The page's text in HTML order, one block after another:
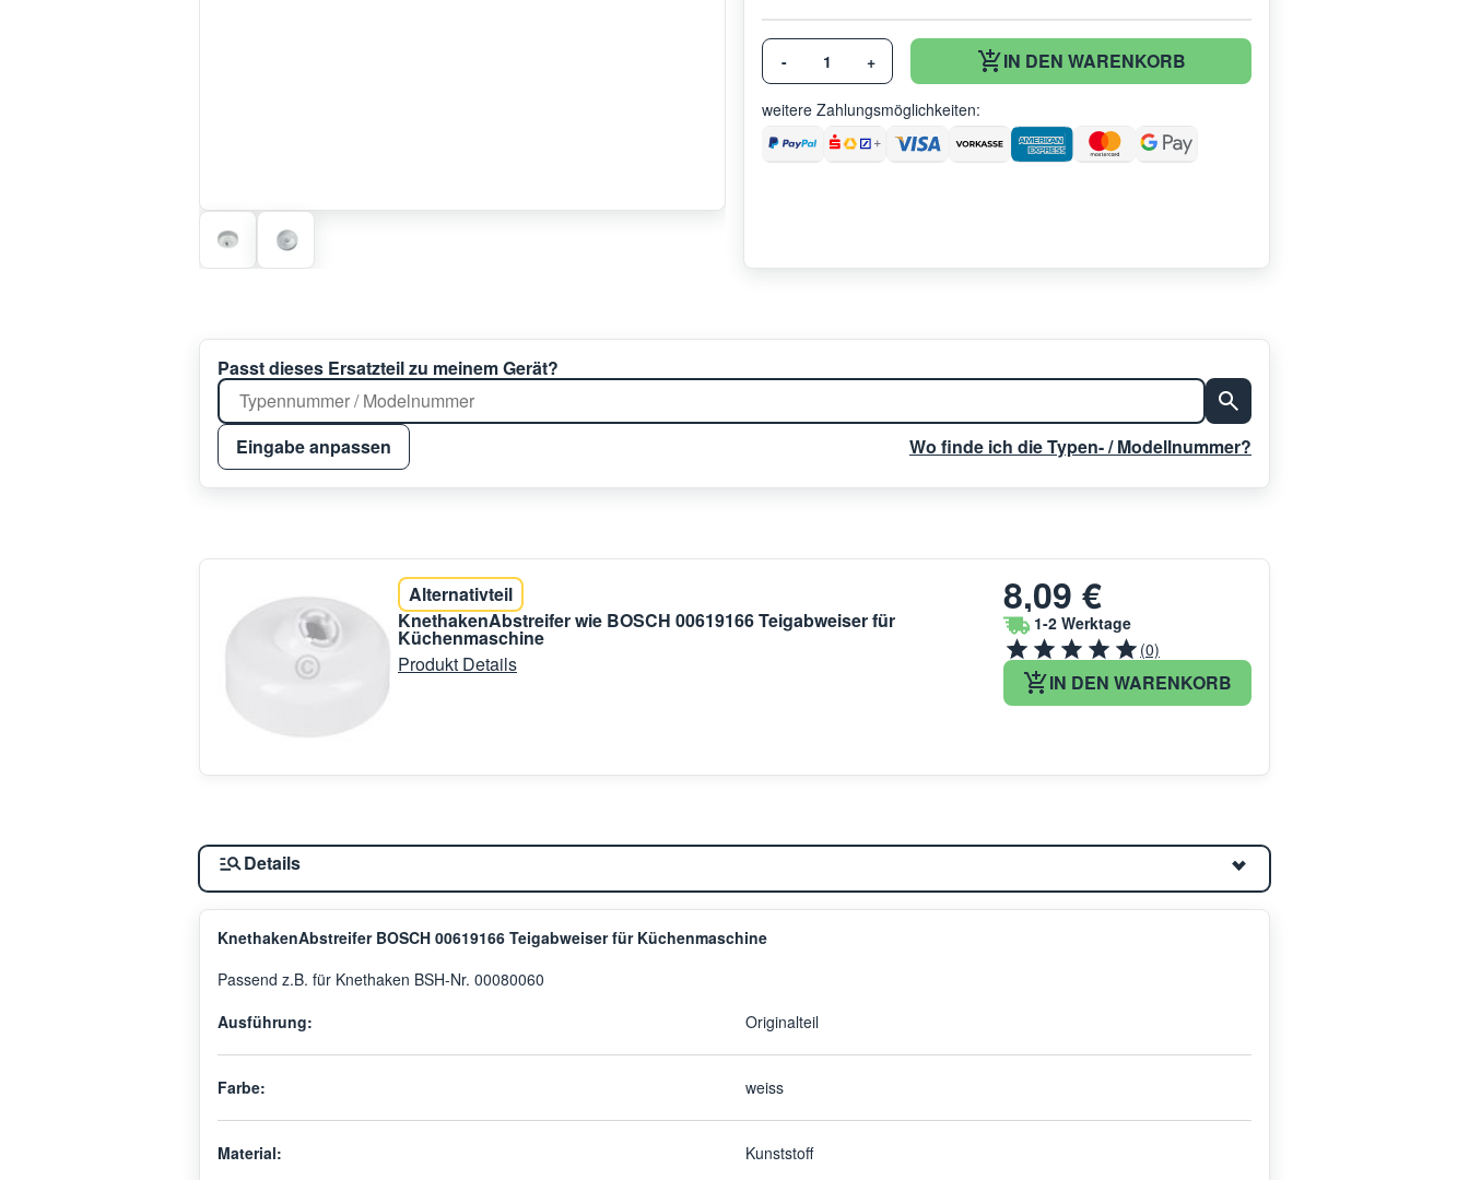
- + IN DEN WARENKORB
weitere Zahlungsmöglichkeiten:
Passt dieses Ersatzteil zu meinem Gerät?
Eingabe anpassen Wo finde ich die Typen- / Modellnummer?
Alternativteil
KnethakenAbstreifer wie BOSCH 00619166 Teigabweiser für
Küchenmaschine
Produkt Details
8,09 €
1-2 Werktage
(0)
IN DEN WARENKORB
Details
KnethakenAbstreifer BOSCH 00619166 Teigabweiser für Küchenmaschine
Passend z.B. für Knethaken BSH-Nr. 00080060
Ausführung:
Originalteil
Farbe: weiss
Material: Kunststoff